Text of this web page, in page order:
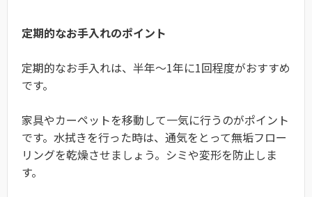
定期的なお手入れのポイント
定期的なお手入れは、半年～1年に1回程度がおすすめ
です。
家具やカーペットを移動して一気に行うのがポイント
です。水拭きを行った時は、通気をとって無垢フロー
リングを乾燥させましょう。シミや変形を防止しま
す。